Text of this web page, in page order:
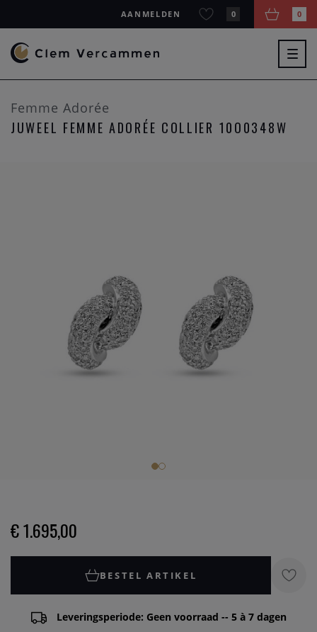
AANMELDEN 0 0
Femme Adorée
JUWEEL FEMME ADORÉE COLLIER 10O0348W
€ 1.695,00
BESTEL ARTIKEL
Leveringsperiode: Geen voorraad -- 5 à 7 dagen